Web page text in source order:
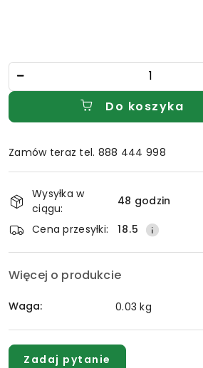
Do koszyka
Zamów teraz tel. 888 444 998
Dostępność
i
dostawa
Wysyłka w
ciągu:
48 godzin
Cena przesyłki:
18.5
Więcej o produkcie
Waga: 0.03 kg
Zadaj pytanie